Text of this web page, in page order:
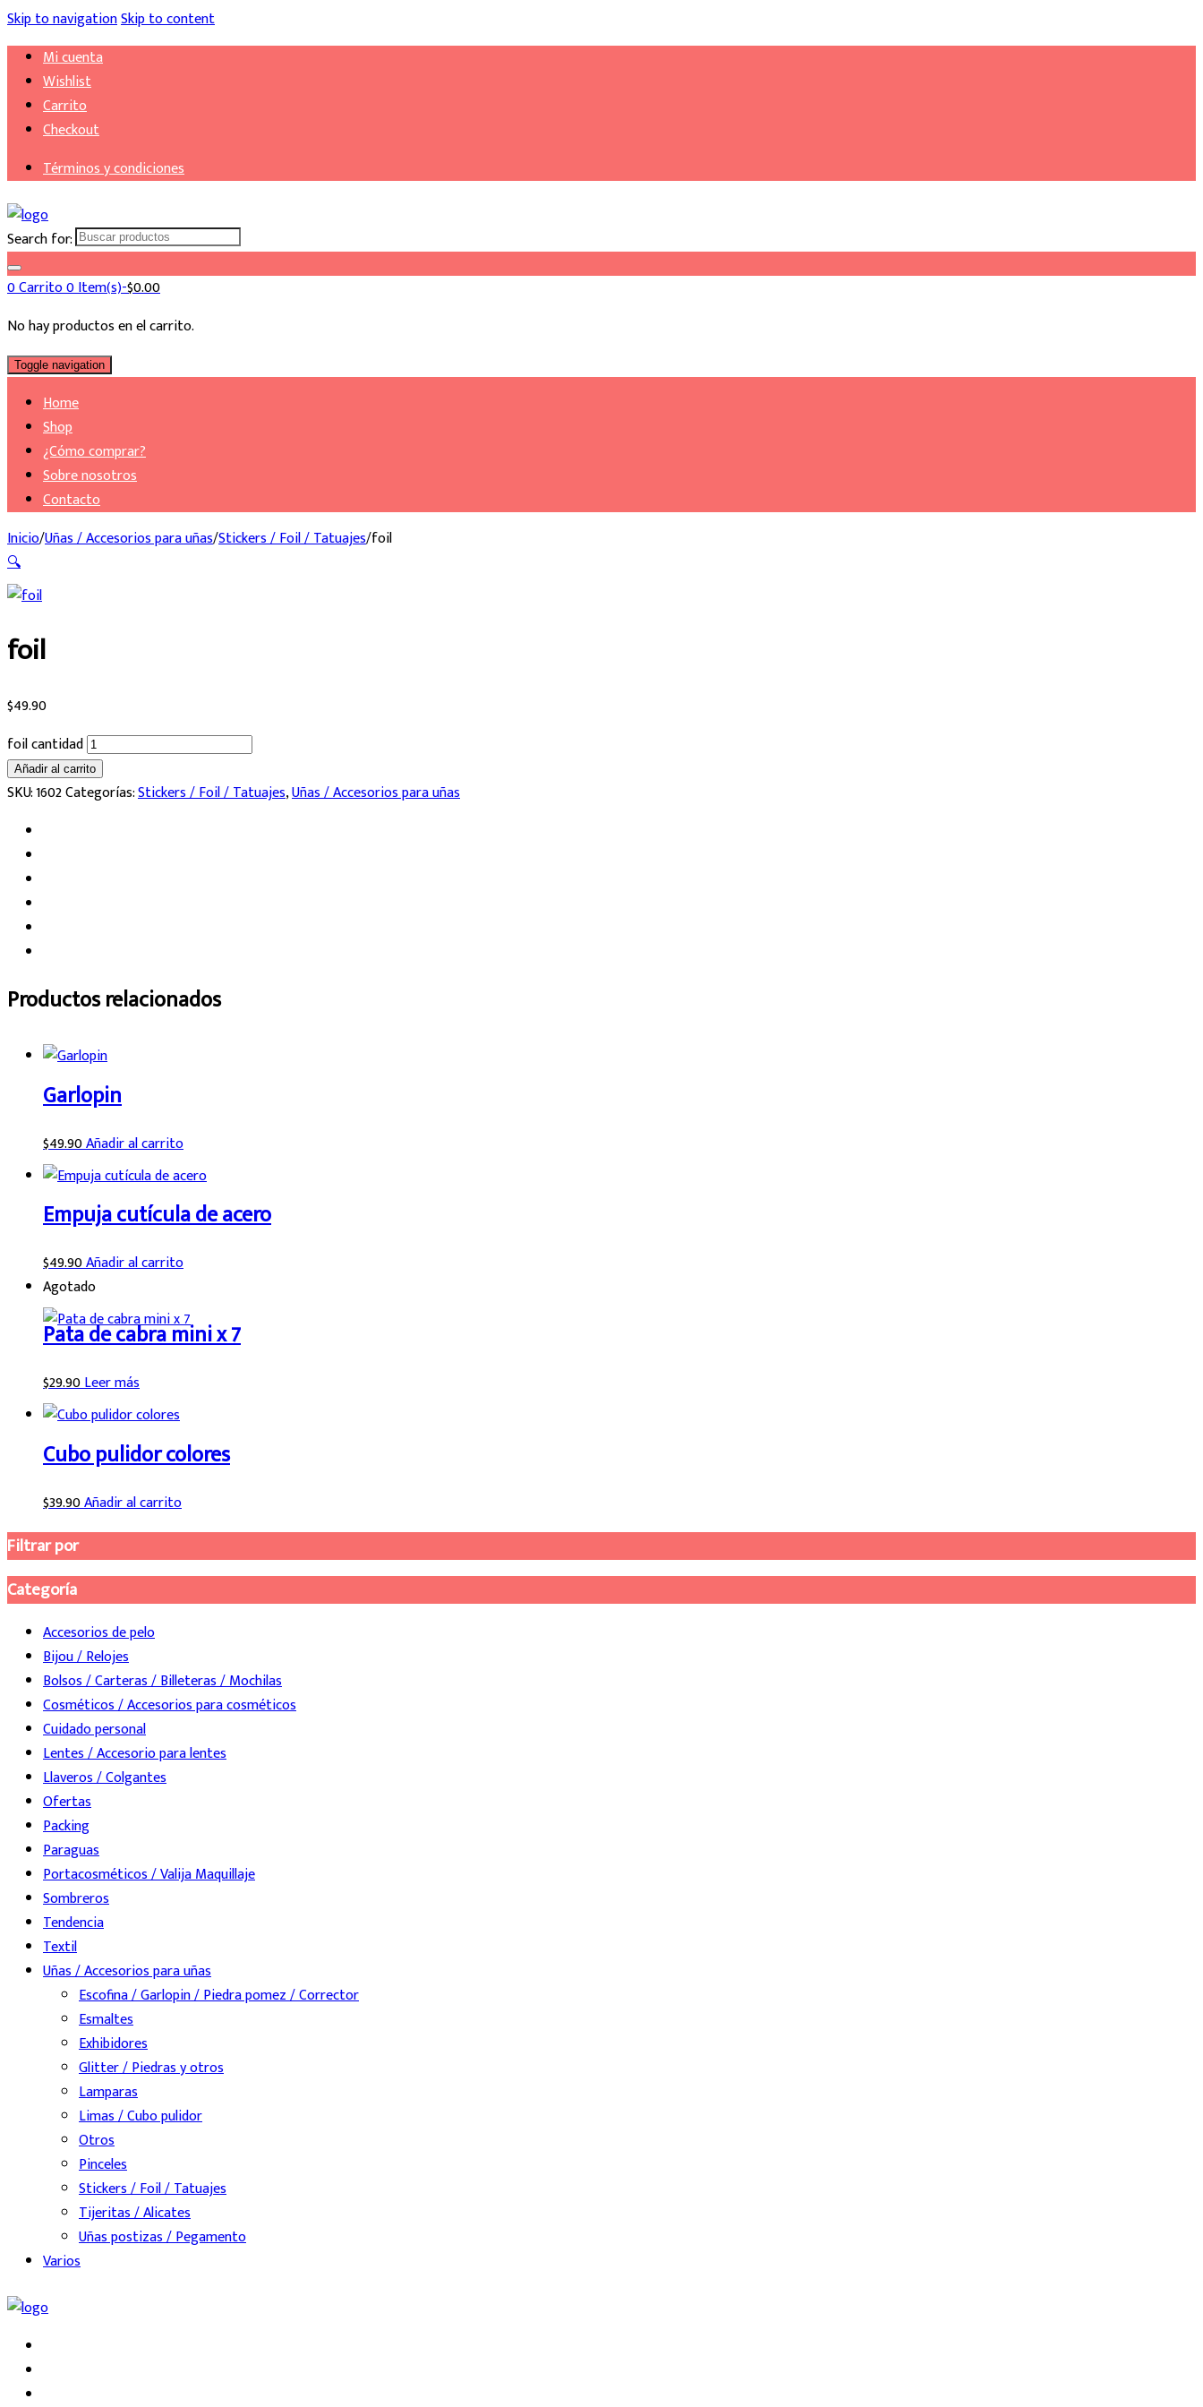
Skip to navigationSkip to content
Mi cuenta
Wishlist
Carrito
Checkout
Términos y condiciones
Search for:
0Carrito0 Item(s)-$0.00
No hay productos en el carrito.
Toggle navigation
Home
Shop
¿Cómo comprar?
Sobre nosotros
Contacto
Inicio/Uñas / Accesorios para uñas/Stickers / Foil / Tatuajes/foil
🔍
foil
$49.90
foil cantidad
Añadir al carrito
SKU:1602Categorías:Stickers / Foil / Tatuajes,Uñas / Accesorios para uñas
Productos relacionados
Garlopin
$49.90Añadir al carrito
Empuja cutícula de acero
$49.90Añadir al carrito
Agotado
Pata de cabra mini x 7
$29.90Leer más
Cubo pulidor colores
$39.90Añadir al carrito
Filtrar por
Categoría
Accesorios de pelo
Bijou / Relojes
Bolsos / Carteras / Billeteras / Mochilas
Cosméticos / Accesorios para cosméticos
Cuidado personal
Lentes / Accesorio para lentes
Llaveros / Colgantes
Ofertas
Packing
Paraguas
Portacosméticos / Valija Maquillaje
Sombreros
Tendencia
Textil
Uñas / Accesorios para uñas
Escofina / Garlopin / Piedra pomez / Corrector
Esmaltes
Exhibidores
Glitter / Piedras y otros
Lamparas
Limas / Cubo pulidor
Otros
Pinceles
Stickers / Foil / Tatuajes
Tijeritas / Alicates
Uñas postizas / Pegamento
Varios